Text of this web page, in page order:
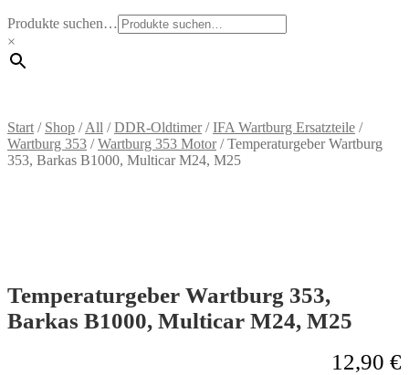
Produkte suchen…
×
Start / Shop /All /DDR-Oldtimer/IFA Wartburg Ersatzteile /
Wartburg 353 /Wartburg 353 Motor/Temperaturgeber Wartburg
353, Barkas B1000, Multicar M24, M25
Temperaturgeber Wartburg 353,
Barkas B1000, Multicar M24, M25
12,90 €